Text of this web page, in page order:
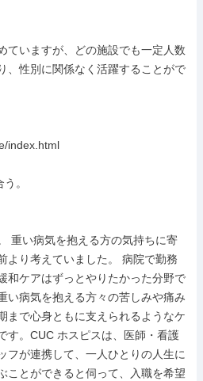
ていますが、どの施設でも一定人数
、性別に関係なく活躍することがで
index.html
。
重い病気を抱える方の気持ちに寄
より考えていました。 病院で勤務
和ケアはずっとやりたかった分野で
い病気を抱える方々の苦しみや痛み
まで心身ともに支えられるようなケ
す。CUC ホスピスは、医師・看護
フが連携して、一人ひとりの人生に
ことができると伺って、入職を希望